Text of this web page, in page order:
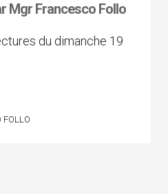
Mgr Francesco Follo
du dimanche 19
FOLLO